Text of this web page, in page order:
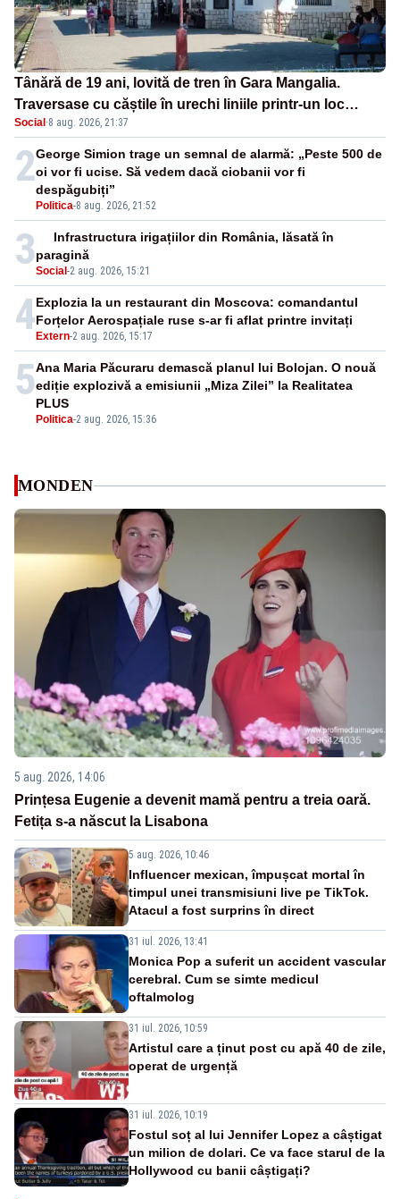
Tânără de 19 ani, lovită de tren în Gara Mangalia.
Traversase cu căștile în urechi liniile printr-un loc
nepermis
Social ·8 aug. 2026, 21:37
2
Politica-8 aug. 2026, 21:52
George Simion trage un semnal de alarmă: „Peste 500 de
oi vor fi ucise. Să vedem dacă ciobanii vor fi
despăgubiți”
3Social -2 aug. 2026, 15:21
Infrastructura irigațiilor din România, lăsată în
paragină
4 Extern-2 aug. 2026, 15:17
Explozia la un restaurant din Moscova: comandantul
Forțelor Aerospațiale ruse s-ar fi aflat printre invitați
5
Politica-2 aug. 2026, 15:36
Ana Maria Păcuraru demască planul lui Bolojan. O nouă
ediție explozivă a emisiunii „Miza Zilei” la Realitatea
PLUS
MONDEN
5 aug. 2026, 14:06
Prințesa Eugenie a devenit mamă pentru a treia oară.
Fetița s-a născut la Lisabona
5 aug. 2026, 10:46
Influencer mexican, împușcat mortal în
timpul unei transmisiuni live pe TikTok.
Atacul a fost surprins în direct
31 iul. 2026, 13:41
Monica Pop a suferit un accident vascular
cerebral. Cum se simte medicul
oftalmolog
31 iul. 2026, 10:59
Artistul care a ținut post cu apă 40 de zile,
operat de urgență
31 iul. 2026, 10:19
Fostul soț al lui Jennifer Lopez a câștigat
un milion de dolari. Ce va face starul de la
Hollywood cu banii câștigați?